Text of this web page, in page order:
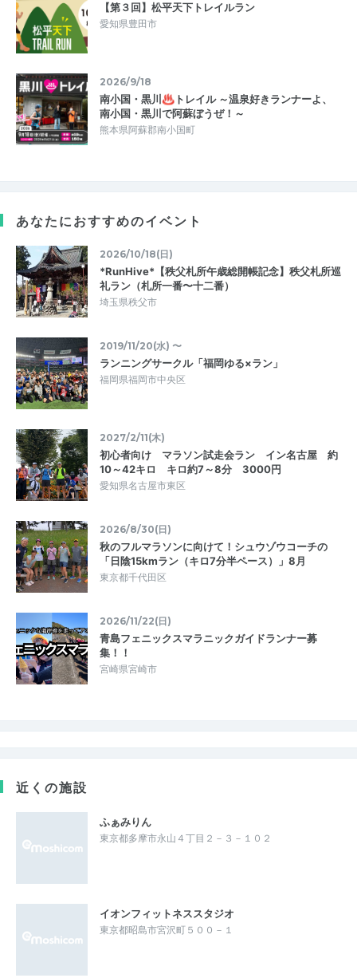
【第３回】松平天下トレイルラン
愛知県豊田市
2026/9/18
南小国・黒川♨トレイル ～温泉好きランナーよ、
南小国・黒川で阿蘇ぼうぜ！～
熊本県阿蘇郡南小国町
あなたにおすすめのイベント
2026/10/18(日)
*RunHive*【秩父札所午歳総開帳記念】秩父札所巡
礼ラン（札所一番〜十二番）
埼玉県秩父市
2019/11/20(水) 〜
ランニングサークル「福岡ゆる×ラン」
福岡県福岡市中央区
2027/2/11(木)
初心者向け マラソン試走会ラン イン名古屋 約
10～42キロ キロ約7～8分 3000円
愛知県名古屋市東区
2026/8/30(日)
秋のフルマラソンに向けて！シュウゾウコーチの
「日陰15kmラン（キロ7分半ペース）」8月
東京都千代田区
2026/11/22(日)
青島フェニックスマラニックガイドランナー募
集！！
宮崎県宮崎市
近くの施設
ふぁみりん
東京都多摩市永山４丁目２－３－１０２
イオンフィットネススタジオ
東京都昭島市宮沢町５００－１